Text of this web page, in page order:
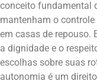
conceito fundamental
mantenham o
em casas de repouso.
a dignidade e o
escolhas sobre suas
autonomia é um